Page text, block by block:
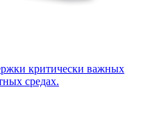
критически важных
средах.